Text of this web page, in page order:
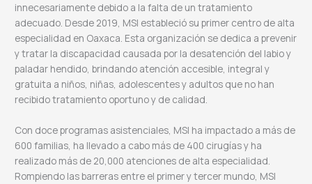
innecesariamente debido a la falta de un tratamiento
adecuado. Desde 2019, MSI estableció su primer centro de alta
especialidad en Oaxaca. Esta organización se dedica a prevenir
y tratar la discapacidad causada por la desatención del labio y
paladar hendido, brindando atención accesible, integral y
gratuita a niños, niñas, adolescentes y adultos que no han
recibido tratamiento oportuno y de calidad.
Con doce programas asistenciales, MSI ha impactado a más de
600 familias, ha llevado a cabo más de 400 cirugías y ha
realizado más de 20,000 atenciones de alta especialidad.
Rompiendo las barreras entre el primer y tercer mundo, MSI